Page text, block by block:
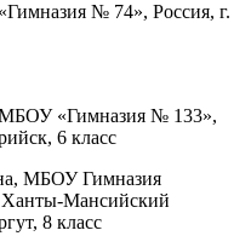
№ 74», Россия, г.
«Гимназия № 133»,
6 класс
МБОУ Гимназия
Ханты-Мансийский
8 класс